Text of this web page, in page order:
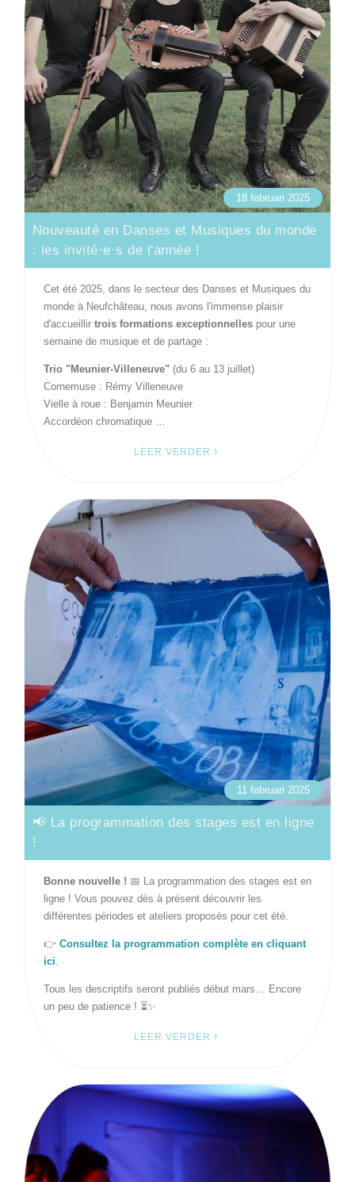
18 februari 2025
Nouveauté en Danses et Musiques du monde
: les invité·e·s de l'année !
Cet été 2025, dans le secteur des Danses et Musiques du
monde à Neufchâteau, nous avons l'immense plaisir
d'accueillir trois formations exceptionnelles pour une
semaine de musique et de partage :
Trio "Meunier-Villeneuve" (du 6 au 13 juillet)
Cornemuse : Rémy Villeneuve
Vielle à roue : Benjamin Meunier
Accordéon chromatique …
LEER VERDER
11 februari 2025
📢 La programmation des stages est en ligne
!
Bonne nouvelle ! 📅 La programmation des stages est en
ligne ! Vous pouvez dès à présent découvrir les
différentes périodes et ateliers proposés pour cet été.
👉 Consultez la programmation complète en cliquant
ici.
Tous les descriptifs seront publiés début mars… Encore
un peu de patience ! ⏳✨
LEER VERDER